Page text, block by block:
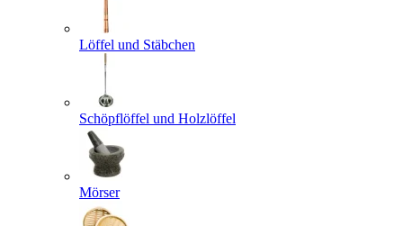
Löffel und Stäbchen
Schöpflöffel und Holzlöffel
Mörser